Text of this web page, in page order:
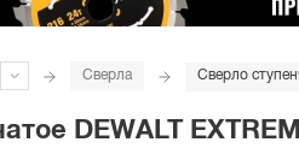
Сверла Сверло
DEWALT